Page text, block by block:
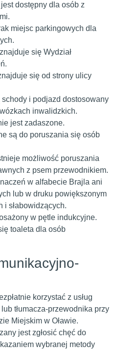
dostępny dla osób z
miejsc parkingowych dla
się Wydział
się od strony ulicy
i podjazd dostosowany
inwalidzkich.
jest zadaszone.
są do poruszania się osób
możliwość poruszania
z psem przewodnikiem.
w alfabecie Brajla ani
lub w druku powiększonym
i słabowidzących.
w pętle indukcyjne.
toaleta dla osób
korzystać z usług
tłumacza-przewodnika przy
Miejskim w Oławie.
jest zgłosić chęć do
wybranej metody